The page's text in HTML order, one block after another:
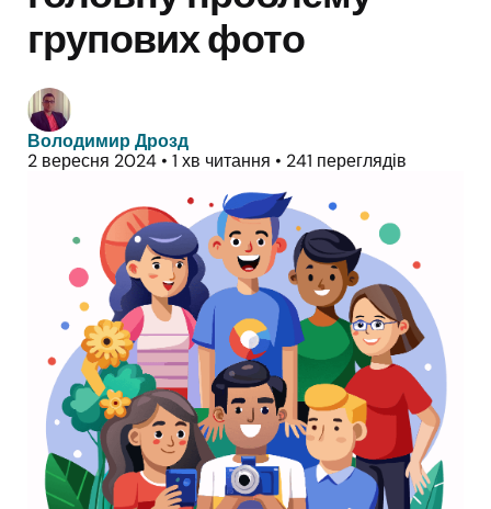
групових фото
Володимир Дрозд
2 вересня 2024 • 1 хв читання • 241 переглядів